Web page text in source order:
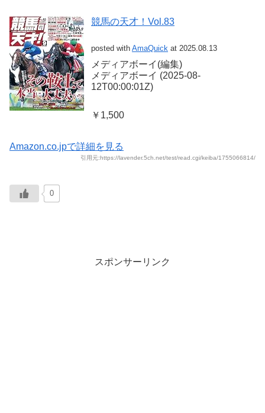
競馬の天才！Vol.83
posted with AmaQuick at 2025.08.13
メディアボーイ(編集)
メディアボーイ (2025-08-
12T00:00:01Z)
￥1,500
Amazon.co.jpで詳細を見る
引用元:https://lavender.5ch.net/test/read.cgi/keiba/1755066814/
0
スポンサーリンク